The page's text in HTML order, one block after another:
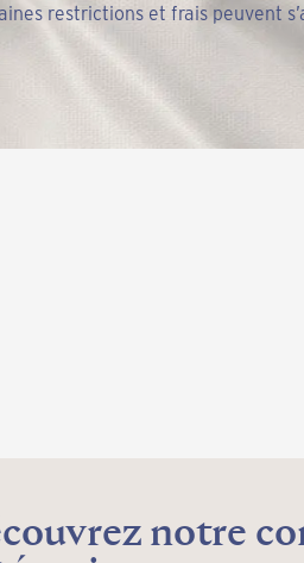
restrictions et frais peuvent
notre